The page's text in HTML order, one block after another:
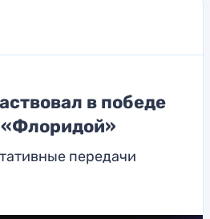
в победе
передачи